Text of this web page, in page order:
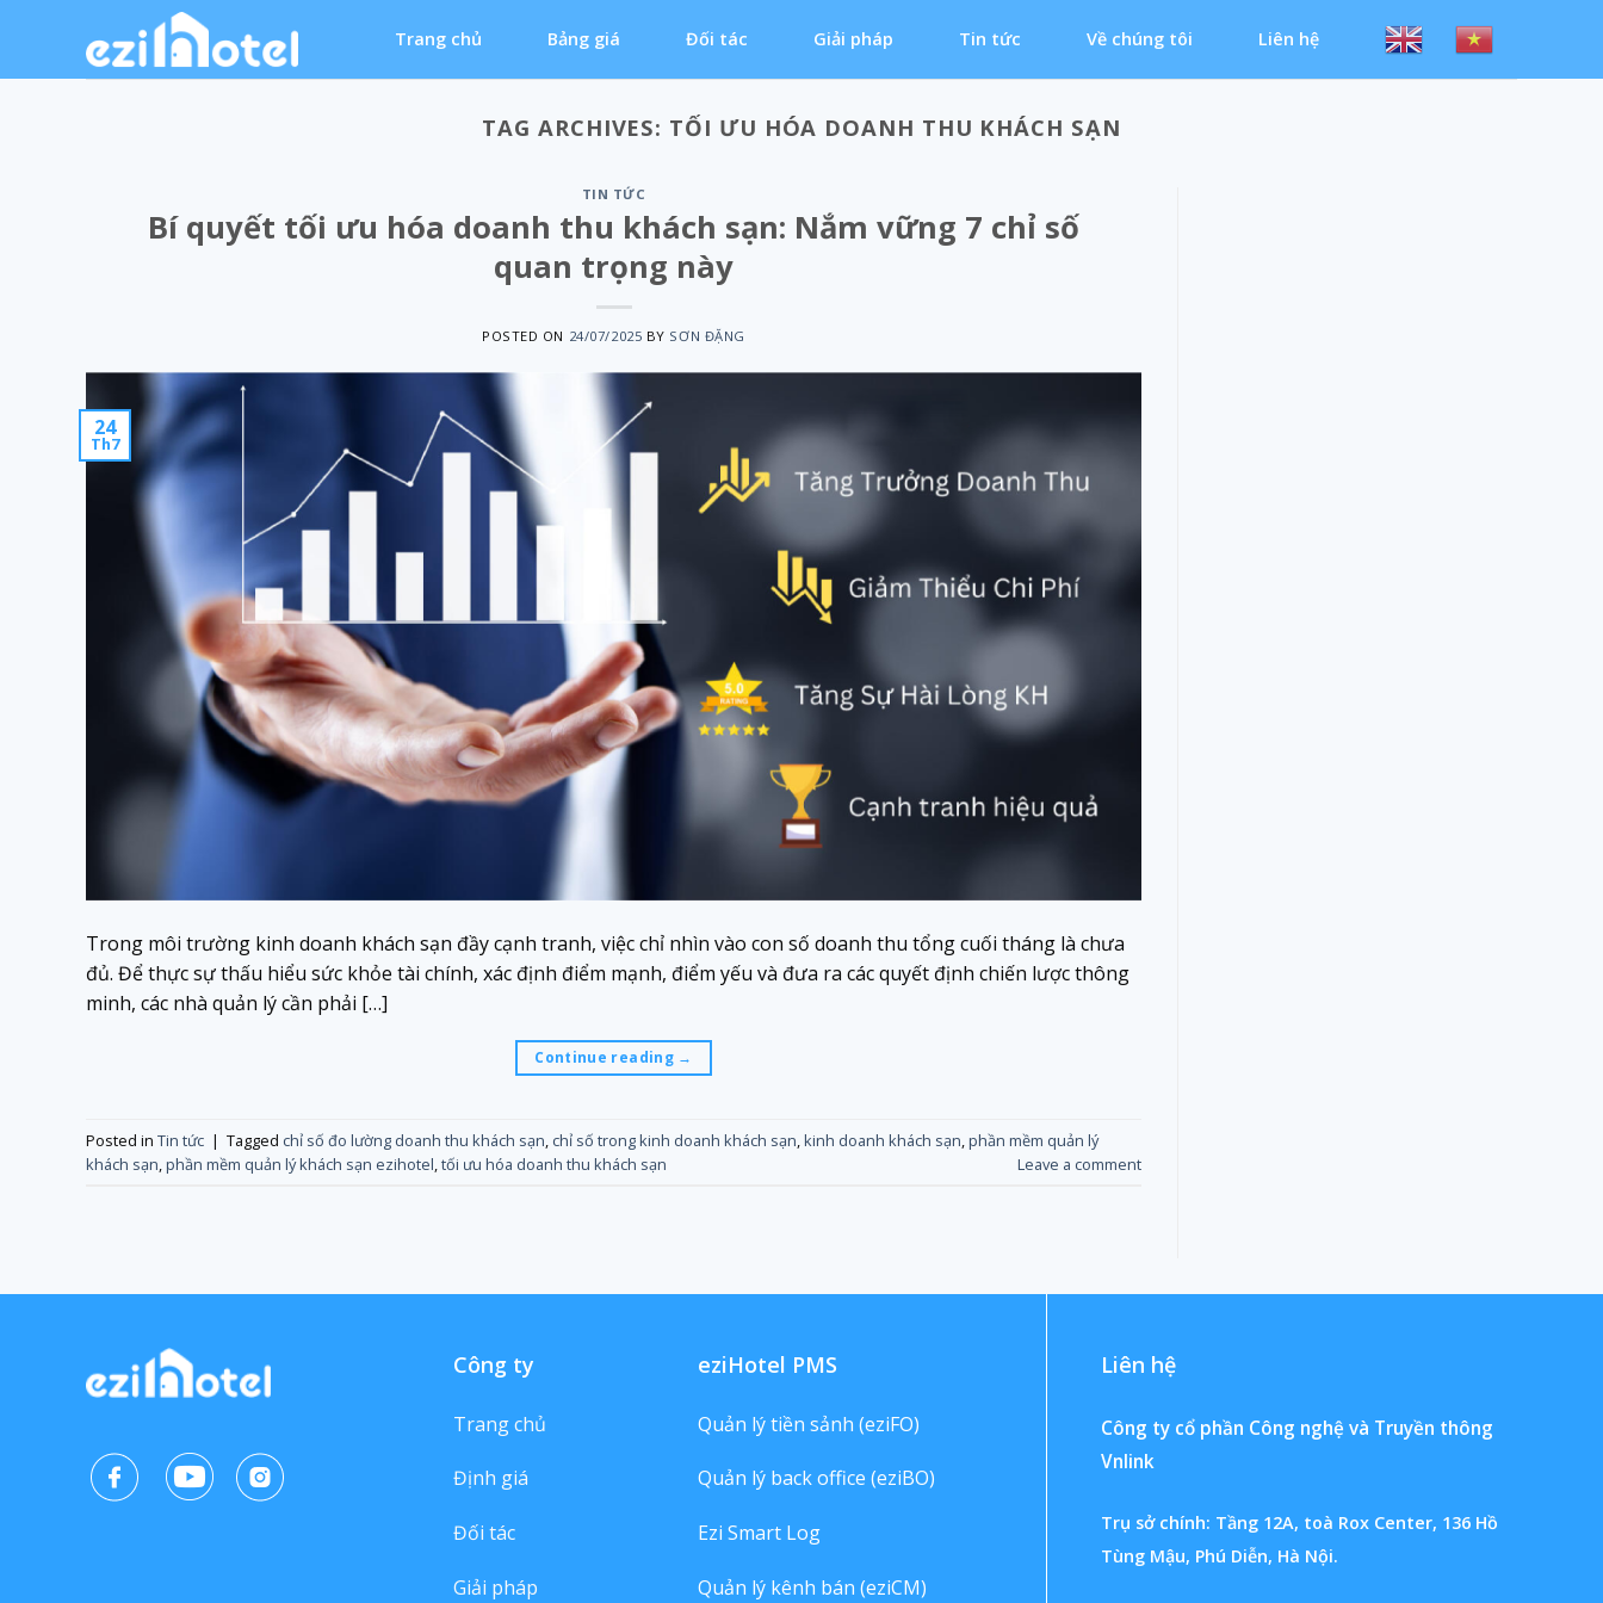
content
Trang chủ Bảng giá Đối tác Giải pháp Tin tức Về chúng tôi Liên hệ
TAG ARCHIVES: TỐI ƯU HÓA DOANH THU KHÁCH SẠN
TIN TỨC
Bí quyết tối ưu hóa doanh thu khách sạn: Nắm vững 7 chỉ số
quan trọng này
POSTED ON 24/07/2025 BY SƠN ĐẶNG
24
Th7
Trong môi trường kinh doanh khách sạn đầy cạnh tranh, việc chỉ nhìn vào con số doanh thu tổng cuối tháng là chưa
đủ. Để thực sự thấu hiểu sức khỏe tài chính, xác định điểm mạnh, điểm yếu và đưa ra các quyết định chiến lược thông
minh, các nhà quản lý cần phải […]
Continue reading →
Posted in Tin tức | Tagged chỉ số đo lường doanh thu khách sạn chỉ số trong kinh doanh khách sạn kinh doanh khách sạn phần mềm quản lý
khách sạn phần mềm quản lý khách sạn ezihotel tối ưu hóa doanh thu khách sạn Leave a comment
Công ty
Trang chủ
Định giá
Đối tác
Giải pháp
eziHotel PMS
Quản lý tiền sảnh (eziFO)
Quản lý back office (eziBO)
Ezi Smart Log
Quản lý kênh bán (eziCM)
Liên hệ
Công ty cổ phần Công nghệ và Truyền thông
Vnlink
Trụ sở chính: Tầng 12A, toà Rox Center, 136 Hồ
Tùng Mậu, Phú Diễn, Hà Nội.